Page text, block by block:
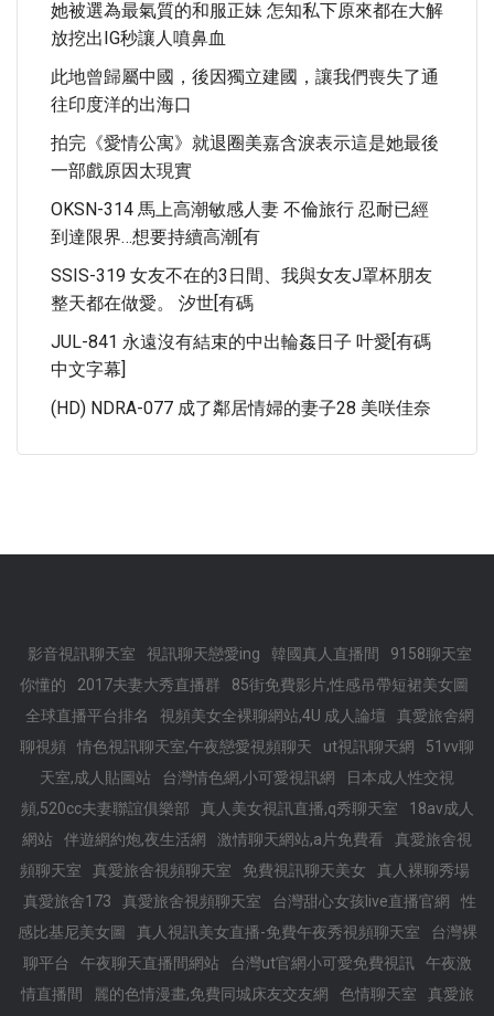
她被選為最氣質的和服正妹 怎知私下原來都在大解
放挖出IG秒讓人噴鼻血
此地曾歸屬中國，後因獨立建國，讓我們喪失了通
往印度洋的出海口
拍完《愛情公寓》就退圈美嘉含淚表示這是她最後
一部戲原因太現實
OKSN-314 馬上高潮敏感人妻 不倫旅行 忍耐已經
到達限界…想要持續高潮[有
SSIS-319 女友不在的3日間、我與女友J罩杯朋友
整天都在做愛。 汐世[有碼
JUL-841 永遠沒有結束的中出輪姦日子 叶愛[有碼
中文字幕]
(HD) NDRA-077 成了鄰居情婦的妻子28 美咲佳奈
影音視訊聊天室 視訊聊天戀愛ing 韓國真人直播間
9158聊天室
你懂的
2017夫妻大秀直播群
85街免費影片,性感吊帶短裙美女圖
全球直播平台排名
視頻美女全裸聊網站,4U 成人論壇
真愛旅舍網
聊視頻
情色視訊聊天室,午夜戀愛視頻聊天 ut視訊聊天網
51vv聊
天室,成人貼圖站
台灣情色網,小可愛視訊網
日本成人性交視
頻,520cc夫妻聯誼俱樂部
真人美女視訊直播,q秀聊天室
18av成人
網站
伴遊網約炮,夜生活網 激情聊天網站,a片免費看
真愛旅舍視
頻聊天室
真愛旅舍視頻聊天室 免費視訊聊天美女
真人裸聊秀場
真愛旅舍173
真愛旅舍視頻聊天室 台灣甜心女孩live直播官網
性
感比基尼美女圖
真人視訊美女直播-免費午夜秀視頻聊天室
台灣裸
聊平台
午夜聊天直播間網站 台灣ut官網小可愛免費視訊
午夜激
情直播間
麗的色情漫畫,免費同城床友交友網 色情聊天室 真愛旅